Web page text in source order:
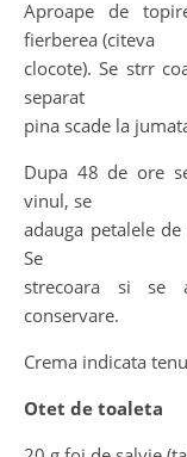
Aproape de
fierberea (citeva
clocote). Se strr
separat
pina scade la
Dupa 48 de ore
vinul, se
adauga petalele
Se
strecoara si se
conservare.
Crema indicata
Otet de toaleta